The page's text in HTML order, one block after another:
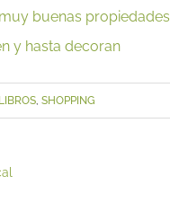
buenas propiedades
y hasta decoran
LIBROS, SHOPPING